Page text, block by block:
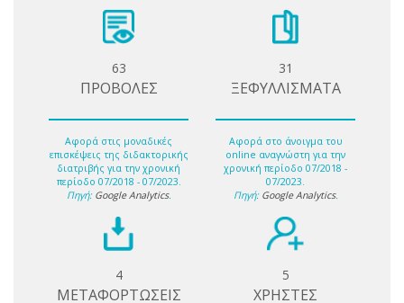
63
ΠΡΟΒΟΛΕΣ
Αφορά στις μοναδικές
επισκέψεις της διδακτορικής
διατριβής για την χρονική
περίοδο 07/2018 - 07/2023.
Πηγή: Google Analytics.
31
ΞΕΦΥΛΛΙΣΜΑΤΑ
Αφορά στο άνοιγμα του
online αναγνώστη για την
χρονική περίοδο 07/2018 -
07/2023.
Πηγή: Google Analytics.
4
ΜΕΤΑΦΟΡΤΩΣΕΙΣ
5
ΧΡΗΣΤΕΣ